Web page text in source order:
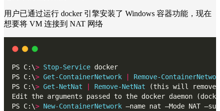
用户已通过运行 docker 引擎安装了 Windows 容器功能，现在
想要将 VM 连接到 NAT 网络
PS C:\> Stop-Service docker
PS C:\> Get-ContainerNetwork |
Remove-
PS C:\> Get-NetNat | Remove-NetNat (this will remove
Edit the arguments passed to the docker daemon
PS C:\> New-ContainerNetwork –name nat –Mode NAT